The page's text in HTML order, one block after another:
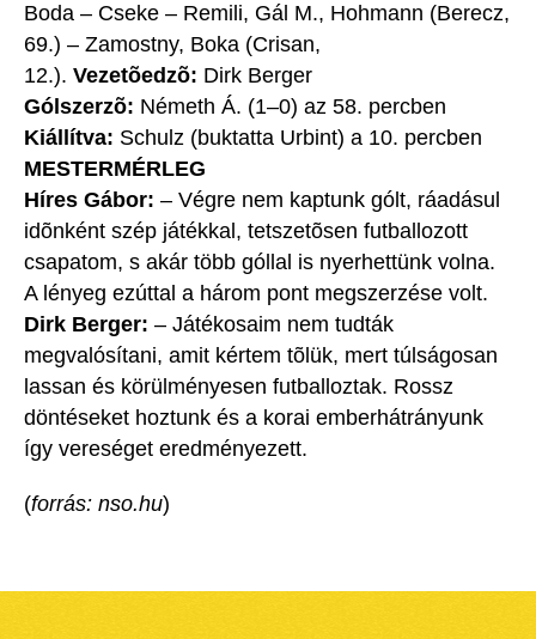
Boda – Cseke – Remili, Gál M., Hohmann (Berecz,
69.) – Zamostny, Boka (Crisan,
12.). Vezetõedzõ: Dirk Berger
Gólszerzõ: Németh Á. (1–0) az 58. percben
Kiállítva: Schulz (buktatta Urbint) a 10. percben
MESTERMÉRLEG
Híres Gábor: – Végre nem kaptunk gólt, ráadásul
idõnként szép játékkal, tetszetõsen futballozott
csapatom, s akár több góllal is nyerhettünk volna.
A lényeg ezúttal a három pont megszerzése volt.
Dirk Berger: – Játékosaim nem tudták
megvalósítani, amit kértem tõlük, mert túlságosan
lassan és körülményesen futballoztak. Rossz
döntéseket hoztunk és a korai emberhátrányunk
így vereséget eredményezett.
(forrás: nso.hu)